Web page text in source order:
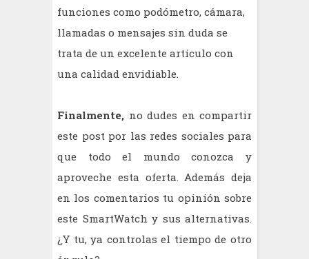
funciones como podómetro, cámara,
llamadas o mensajes sin duda se
trata de un excelente artículo con
una calidad envidiable.
Finalmente, no dudes en compartir
este post por las redes sociales para
que todo el mundo conozca y
aproveche esta oferta. Además deja
en los comentarios tu opinión sobre
este SmartWatch y sus alternativas.
¿Y tu, ya controlas el tiempo de otro